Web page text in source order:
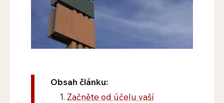
Obsah článku:
Začněte od účelu vaší